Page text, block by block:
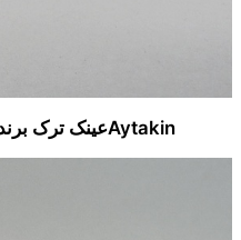
Aytakinعینک ترک برند آیتکین مدلA2122ck21